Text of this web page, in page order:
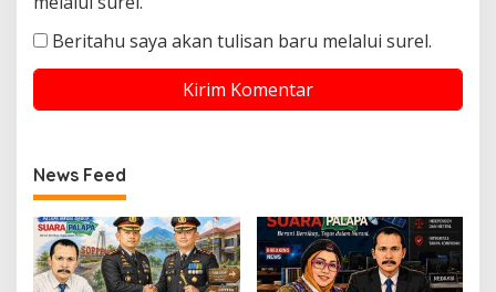
Beritahu saya akan tulisan baru melalui surel.
News Feed